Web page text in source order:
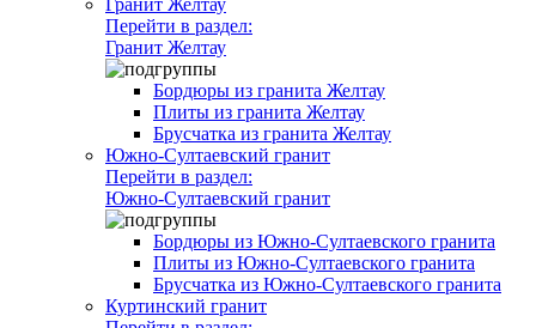
Гранит Желтау
Перейти в раздел:
Гранит Желтау
Бордюры из гранита Желтау
Плиты из гранита Желтау
Брусчатка из гранита Желтау
Южно-Султаевский гранит
Перейти в раздел:
Южно-Султаевский гранит
Бордюры из Южно-Султаевского гранита
Плиты из Южно-Султаевского гранита
Брусчатка из Южно-Султаевского гранита
Куртинский гранит